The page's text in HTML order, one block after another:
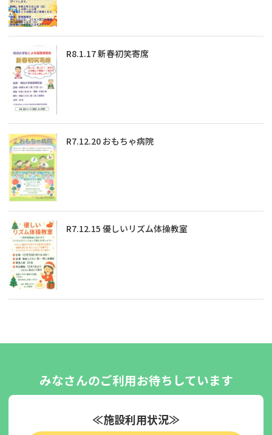
R8.1.17 新春初笑寄席
R7.12.20 おもちゃ病院
R7.12.15 優しいリズム体操教室
みなさんのご利用お待ちしています
≪施設利用状況≫